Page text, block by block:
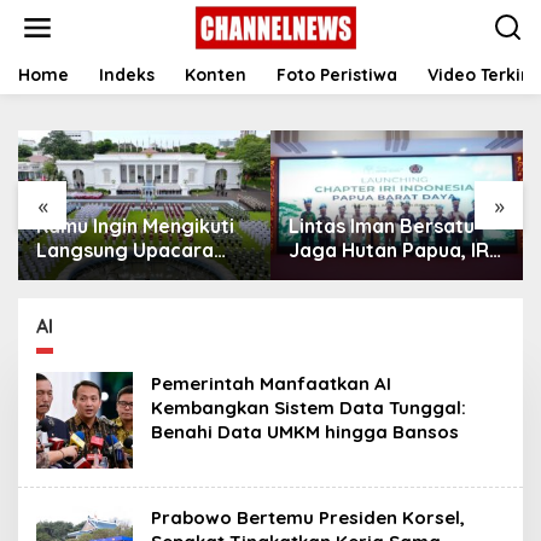
t
Home Indeks Konten Foto Peristiwa Video Terkini
« »
Kamu Ingin Mengikuti
Langsung Upacara
HUT Ke-81
Istana? Ini Link
Pendaftaran Resminya
di Sini
Lintas Iman Bersatu
Jaga Hutan Papua, IRI
Indonesia Resmikan
AI
Pemerintah Manfaatkan AI
Kembangkan Sistem Data Tunggal:
Benahi Data UMKM hingga Bansos
Prabowo Bertemu Presiden Korsel,